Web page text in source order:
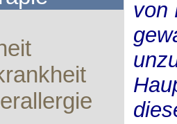
von